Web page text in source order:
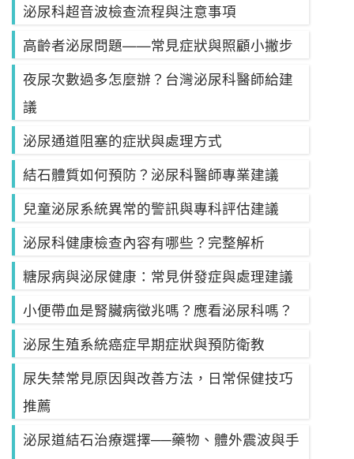
泌尿科超音波檢查流程與注意事項
高齡者泌尿問題——常見症狀與照顧小撇步
夜尿次數過多怎麼辦？台灣泌尿科醫師給建
議
泌尿通道阻塞的症狀與處理方式
結石體質如何預防？泌尿科醫師專業建議
兒童泌尿系統異常的警訊與專科評估建議
泌尿科健康檢查內容有哪些？完整解析
糖尿病與泌尿健康：常見併發症與處理建議
小便帶血是腎臟病徵兆嗎？應看泌尿科嗎？
泌尿生殖系統癌症早期症狀與預防衛教
尿失禁常見原因與改善方法，日常保健技巧
推薦
泌尿道結石治療選擇──藥物、體外震波與手